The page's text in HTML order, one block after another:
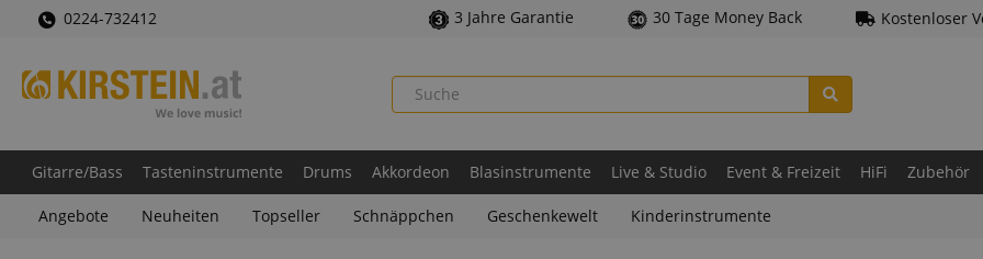
0224-732412 3 Jahre Garantie 30 Tage Money Back Kostenloser
Gitarre/Bass Tasteninstrumente Drums Akkordeon Blasinstrumente Live & Studio Event & Freizeit HiFi Zubehör
Angebote Neuheiten Topseller Schnäppchen Geschenkewelt Kinderinstrumente